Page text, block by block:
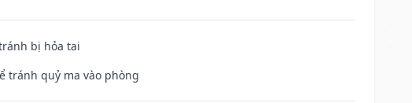
bị hỏa tai
tránh quỷ ma vào phòng